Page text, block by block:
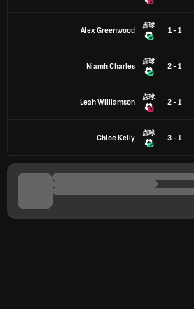
Alex Greenwood
点球
1 - 1
Niamh Charles
点球
2 - 1
Leah Williamson
点球
2 - 1
Chloe Kelly
点球
3 - 1